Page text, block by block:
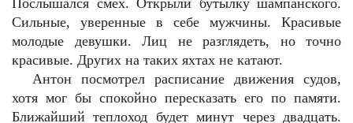
Послышался смех. Открыли бутылку шампанского.
Сильные, уверенные в себе мужчины. Красивые
молодые девушки. Лиц не разглядеть, но точно
красивые. Других на таких яхтах не катают.
Антон посмотрел расписание движения судов,
хотя мог бы спокойно пересказать его по памяти.
Ближайший теплоход будет минут через двадцать.